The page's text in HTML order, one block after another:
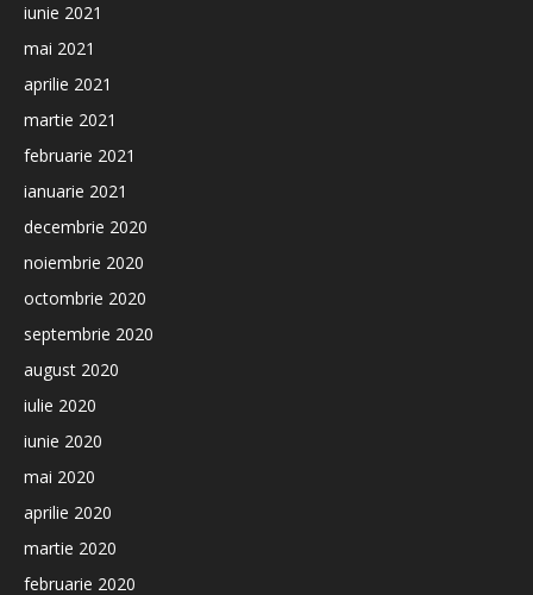
iunie 2021
mai 2021
aprilie 2021
martie 2021
februarie 2021
ianuarie 2021
decembrie 2020
noiembrie 2020
octombrie 2020
septembrie 2020
august 2020
iulie 2020
iunie 2020
mai 2020
aprilie 2020
martie 2020
februarie 2020